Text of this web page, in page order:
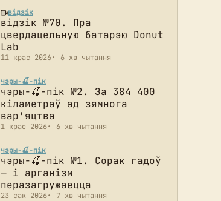
відзік
відзік №70. Пра
цвердацельную батарэю Donut
Lab
11 крас 2026 6 хв чытання
чэры-🍒-пік
чэры-🍒-пік №2. За 384 400
кіламетраў ад зямнога
вар'яцтва
1 крас 2026 6 хв чытання
чэры-🍒-пік
чэры-🍒-пік №1. Сорак гадоў
— і арганізм
перазагружаецца
23 сак 2026 7 хв чытання